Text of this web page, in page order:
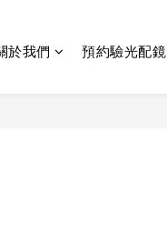
於我們 預約驗光配鏡